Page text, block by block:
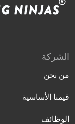
الشركة
من نحن
قيمنا الأساسية
الوظائف